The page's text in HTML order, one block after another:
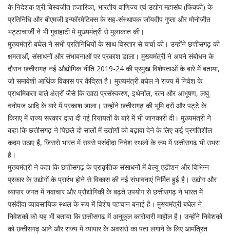
के निदेशक श्री बिस्वजीत हजारिका, भारतीय वाणिज्य एवं उद्योग महासंघ (फिक्की) के
प्रतिनिधि और बीएमजी इन्फॉरमेटिक्स के सह-संस्थापक जॉयदीप गुप्ता और मोनोजीत
भट्टाचार्जी ने भी गुवाहाटी में मुख्यमंत्री से मुलाकात की।
मुख्यमंत्री बघेल ने सभी प्रतिनिधियों के साथ विस्तार से चर्चा की। उन्होंने छत्तीसगढ़ की
क्षमताओं, संसाधनों और संभावनाओं पर प्रकाश डाला। मुख्यमंत्री ने अपने संबोधन के
दौरान छत्तीसगढ़ नई औद्योगिक नीति 2019-24 की प्रमुख विशेषताओं के बारे में बताया,
जो समावेशी आर्थिक विकास पर केंद्रित है। मुख्यमंत्री बघेल ने राज्य में निवेश के
प्राथमिकता वाले क्षेत्रों जैसे कि खाद्य प्रसंस्करण, इथेनॉल, रत्न और आभूषण, लघु
वनोपज आदि के बारे में प्रकाश डाला। उन्होंने छत्तीसगढ़ की भूमि दरों और पट्टे के
किराए में राज्य सरकार द्वारा दी गई रियायतों के बारे में भी जानकारी दी। मुख्यमंत्री ने
कहा कि छत्तीसगढ़ ने पिछले दो सालों में उद्योगों को बढ़ावा देने के लिए कई प्रगतिशील
कदम उठाए हैं, जिससे भारत में सबसे पसंदीदा निवेश स्थलों के रूप में छत्तीसगढ़ भी उभरा
है।
मुख्यमंत्री ने कहा कि छत्तीसगढ़ के प्राकृतिक संसाधनों में वेल्यू एडीशन और विभिन्न
प्रकार के उद्योगों के प्रारंभ होने से विकास की नई संभावनाएं निर्मित हुई है। उद्योग और
व्यापार जगत में नवाचार और प्रौद्योगिकी के बढ़ते उपयोग से छत्तीसगढ़ ने भारत में
पसंदीदा व्यावसायिक स्थल के रूप में विशेष पहचान बनाई है। मुख्यमंत्री बघेल ने
निवेशकों को यह भी बताया कि छत्तीसगढ़ में अनुकूल कारोबारी माहौल है। उन्होंने निवेशकों
को छत्तीसगढ़ आने और राज्य में व्यापार के अवसरों का पता लगाने के लिए आमंत्रित